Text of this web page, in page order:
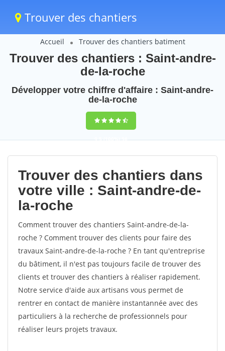
Trouver des chantiers
Accueil Trouver des chantiers batiment
Trouver des chantiers : Saint-andre-
de-la-roche
Développer votre chiffre d'affaire : Saint-andre-
de-la-roche
9,5(100%)56
votes
Trouver des chantiers dans
votre ville : Saint-andre-de-
la-roche
Comment trouver des chantiers Saint-andre-de-la-
roche ? Comment trouver des clients pour faire des
travaux Saint-andre-de-la-roche ? En tant qu'entreprise
du bâtiment, il n'est pas toujours facile de trouver des
clients et trouver des chantiers à réaliser rapidement.
Notre service d'aide aux artisans vous permet de
rentrer en contact de manière instantannée avec des
particuliers à la recherche de professionnels pour
réaliser leurs projets travaux.